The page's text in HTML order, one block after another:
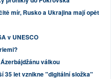
mír, Rusko a Ukrajina mají opět
v UNESCO
válkou
35 let vznikne "digitální složka"